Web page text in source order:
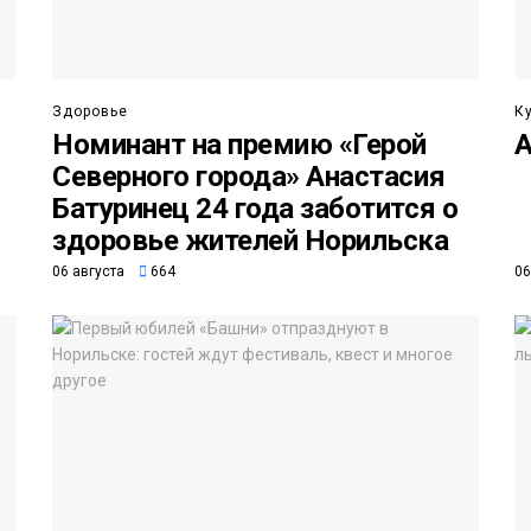
Здоровье
Номинант на премию «Герой
Северного города» Анастасия
Батуринец 24 года заботится о
здоровье жителей Норильска
06 августа 664